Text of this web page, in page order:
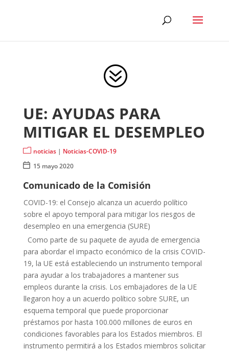
?
UE: AYUDAS PARA
MITIGAR EL DESEMPLEO
m noticias| Noticias-COVID-19
 15 mayo 2020
Comunicado de la Comisión
COVID-19: el Consejo alcanza un acuerdo político
sobre el apoyo temporal para mitigar los riesgos de
desempleo en una emergencia (SURE)
Como parte de su paquete de ayuda de emergencia
para abordar el impacto económico de la crisis COVID-
19, la UE está estableciendo un instrumento temporal
para ayudar a los trabajadores a mantener sus
empleos durante la crisis. Los embajadores de la UE
llegaron hoy a un acuerdo político sobre SURE, un
esquema temporal que puede proporcionar
préstamos por hasta 100.000 millones de euros en
condiciones favorables para los Estados miembros. El
instrumento permitirá a los Estados miembros solicitar